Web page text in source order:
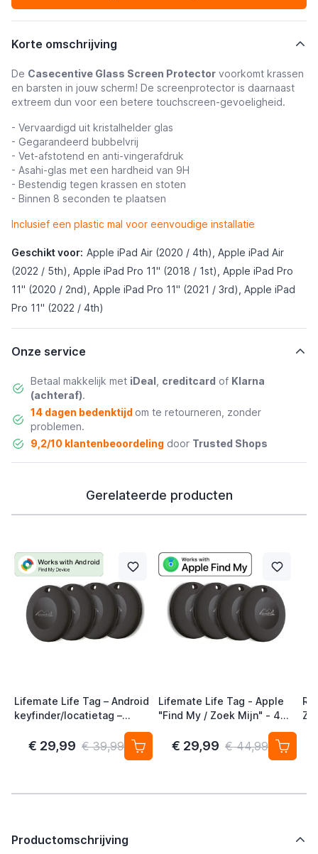
Korte omschrijving
De Casecentive Glass Screen Protector voorkomt krassen
en barsten in jouw scherm! De screenprotector is daarnaast
extreem dun voor een betere touchscreen-gevoeligheid.
- Vervaardigd uit kristalhelder glas
- Gegarandeerd bubbelvrij
- Vet-afstotend en anti-vingerafdruk
- Asahi-glas met een hardheid van 9H
- Bestendig tegen krassen en stoten
- Binnen 8 seconden te plaatsen
Inclusief een plastic mal voor eenvoudige installatie
Geschikt voor: Apple iPad Air (2020 / 4th), Apple iPad Air
(2022 / 5th), Apple iPad Pro 11" (2018 / 1st), Apple iPad Pro
11" (2020 / 2nd), Apple iPad Pro 11" (2021 / 3rd), Apple iPad
Pro 11" (2022 / 4th)
Onze service
Betaal makkelijk met iDeal creditcard of Klarna
(achteraf).
14 dagen bedenktijd om te retourneren, zonder
problemen.
9,2/10 klantenbeoordelingdoor Trusted Shops
Gerelateerde producten
Lifemate Life Tag – Android
keyfinder/locatietag –
Android/Google Find My
Device – 4-pack
€ 29,99 € 39,99
Lifemate Life Tag - Apple
"Find My / Zoek Mijn" - 4
Pack - AirTag Alternatief
€ 29,99 € 44,99
Productomschrijving